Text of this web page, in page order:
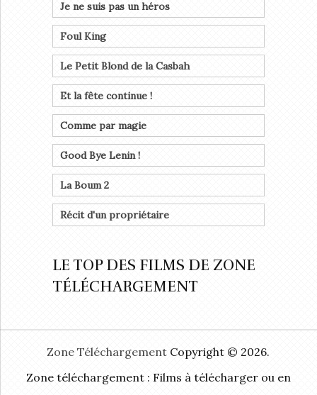
Je ne suis pas un héros
Foul King
Le Petit Blond de la Casbah
Et la fête continue !
Comme par magie
Good Bye Lenin !
La Boum 2
Récit d'un propriétaire
LE TOP DES FILMS DE ZONE
TÉLÉCHARGEMENT
Zone Téléchargement Copyright © 2026.
Zone téléchargement : Films à télécharger ou en